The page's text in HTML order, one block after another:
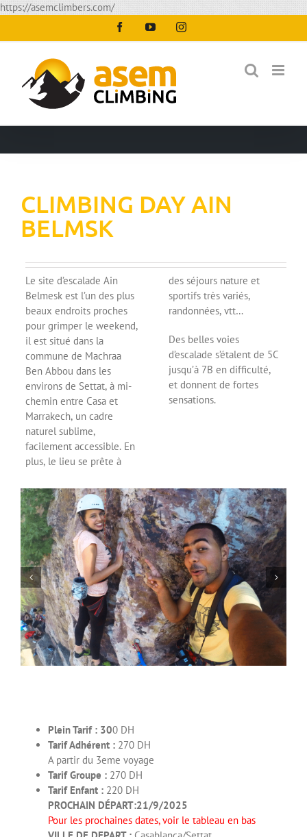
https://asemclimbers.com/Passer
au
contenu
FacebookYouTubeInstagram
CLIMBING DAY AIN
BELMSK
Le site d’escalade Ain
Belmesk est l’un des plus
beaux endroits proches
pour grimper le weekend,
il est situé dans la
commune de Machraa
Ben Abbou dans les
environs de Settat, à mi-
chemin entre Casa et
Marrakech, un cadre
naturel sublime,
facilement accessible. En
plus, le lieu se prête à
des séjours nature et
sportifs très variés,
randonnées, vtt…
Des belles voies
d’escalade s’étalent de 5C
jusqu’à 7B en difficulté,
et donnent de fortes
sensations.
Plein Tarif : 300 DH
Tarif Adhérent : 270 DH
A partir du 3eme voyage
Tarif Groupe : 270 DH
Tarif Enfant : 220 DH
PROCHAIN DÉPART:21/9/2025
Pour les prochaines dates, voir le tableau en bas